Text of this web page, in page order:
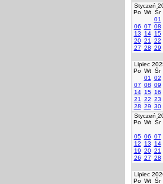
Styczeń
Po Wt Śr
01
06 07 08
13
14 15
20 21 22
27 28 29
Lipiec
Po Wt Śr
01
02
07 08 09
14 15 16
21
22 23
28 29 30
Styczeń
Po Wt Śr
05 06 07
12
13 14
19 20 21
26 27 28
Lipiec
Po Wt Śr